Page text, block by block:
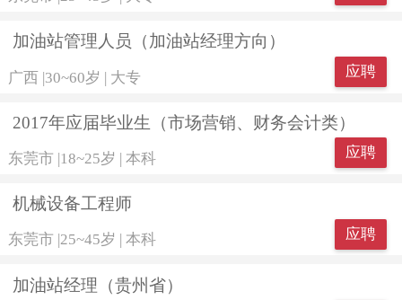
加油站管理人员（加油站经理方向）
广西|30~60岁 | 大专 应聘
2017年应届毕业生（市场营销、财务会计类）
东莞市 |18~25岁 | 本科 应聘
机械设备工程师
东莞市 25~45岁 本科 应聘
加油站经理（贵州省）